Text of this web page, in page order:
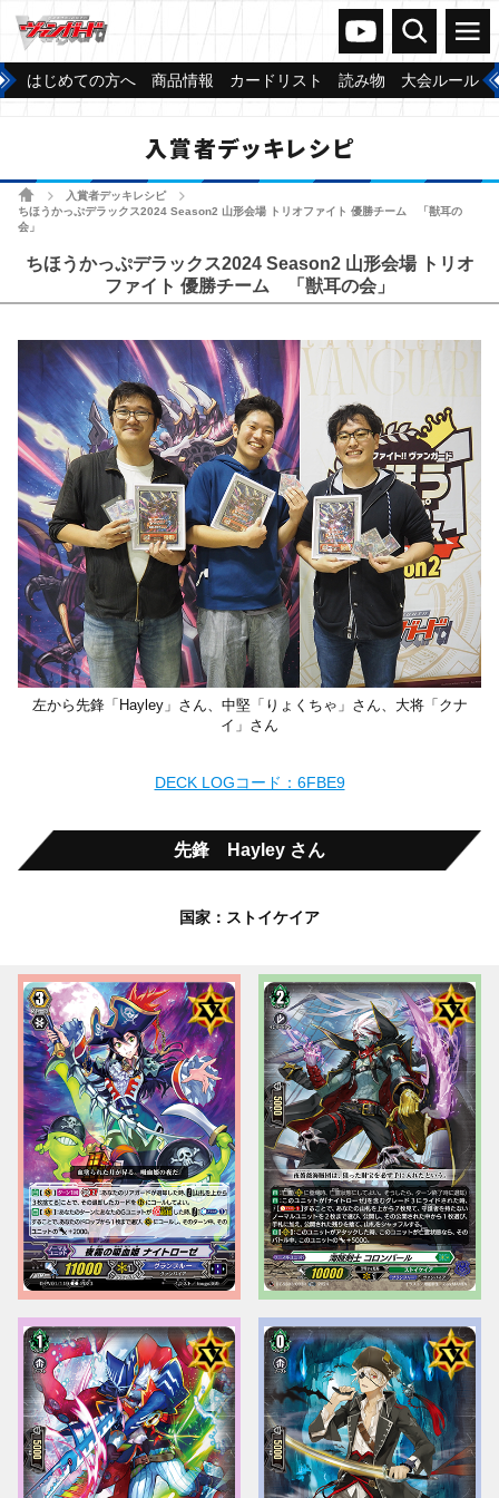
ヴァンガードch
検索 メニュー
はじめての方へ 商品情報 カードリスト 読み物 大会ルール
入賞者デッキレシピ
ホーム 入賞者デッキレシピ
ちほうかっぷデラックス2024 Season2 山形会場 トリオファイト 優勝チーム 「獣耳の
会」
ちほうかっぷデラックス2024 Season2 山形会場 トリオ
ファイト 優勝チーム 「獣耳の会」
左から先鋒「Hayley」さん、中堅「りょくちゃ」さん、大将「クナ
イ」さん
DECK LOGコード：6FBE9
先鋒 Hayley さん
国家：ストイケイア